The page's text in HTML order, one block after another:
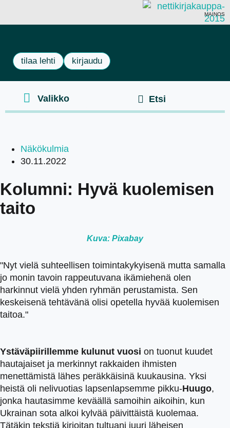
MAINOS
tilaa lehti kirjaudu
Näkökulmia
30.11.2022
Kolumni: Hyvä kuolemisen
taito
Kuva: Pixabay
"Nyt vielä suhteellisen toimintakykyisenä mutta samalla
jo monin tavoin rappeutuvana ikämiehenä olen
harkinnut vielä yhden ryhmän perustamista. Sen
keskeisenä tehtävänä olisi opetella hyvää kuolemisen
taitoa."
Ystäväpiirillemme kulunut vuosi on tuonut kuudet
hautajaiset ja merkinnyt rakkaiden ihmisten
menettämistä lähes peräkkäisinä kuukausina. Yksi
heistä oli nelivuotias lapsenlapsemme pikku-Huugo,
jonka hautasimme keväällä samoihin aikoihin, kun
Ukrainan sota alkoi kylvää päivittäistä kuolemaa.
Tätäkin tekstiä kirjoitan tultuani juuri läheisen